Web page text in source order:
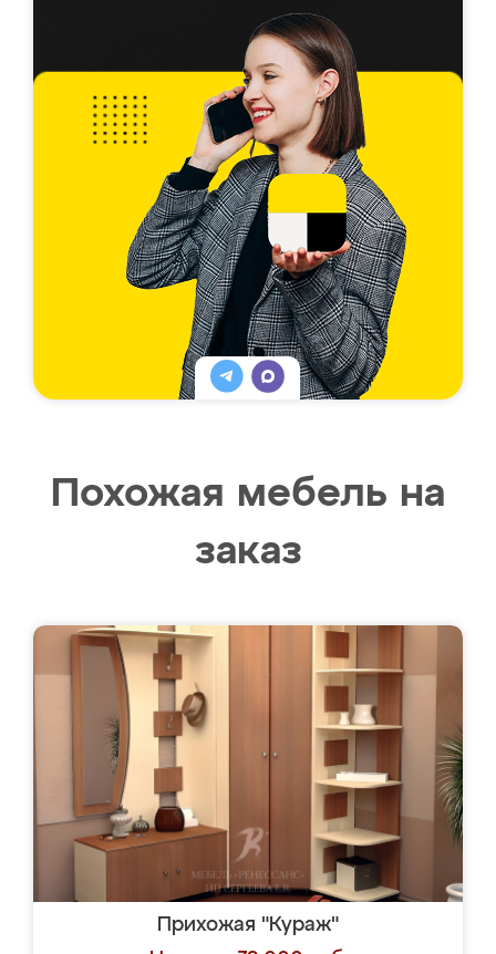
Похожая мебель на
заказ
Прихожая "Кураж"